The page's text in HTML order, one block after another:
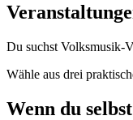
Du suchst Volksmusik-
Wähle aus drei
Wenn du